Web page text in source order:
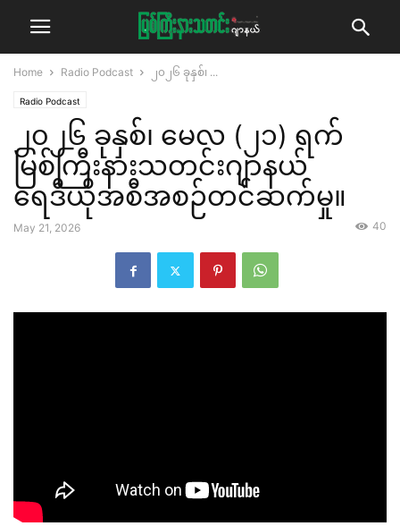
Home Radio Podcast ၂၀၂၆ ခုနှစ်၊ ...
Radio Podcast
၂၀၂၆ ခုနှစ်၊ မေလ (၂၁) ရက်
မြစ်ကြီးနားသတင်းဂျာနယ်
ရေဒီယိုအစီအစဉ်တင်ဆက်မှု။
May 21, 2026 40